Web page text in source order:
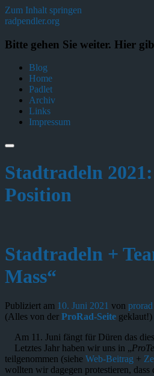
Zum Inhalt springen
radpendler.org
Bitte gehen Sie weiter. Hier
Blog
Home
Padlet
Archiv
Links
Impressum
Stadtradeln
Position
Stadtradeln +
Mass“
Publiziert am 10. Juni 2021 von prorad
(Alles von der ProRad-Seite geklaut!)
Am 11. Juni fängt für Düren das
Letztes Jahr haben wir uns in „
teilgenommen (siehe Web-Beitrag +
wollten wir dagegen protestieren,